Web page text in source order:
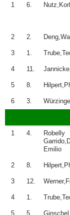
1 6.
2 2.
3 1.
4 11.
5 8.
6 3.
1 4.
Robelly
Emilio
2 8.
3 12.
4 1.
5 5.